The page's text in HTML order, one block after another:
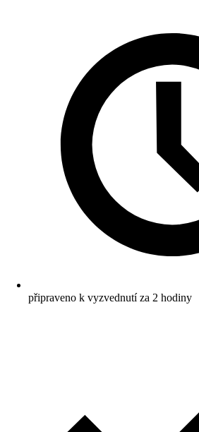
připraveno k vyzvednutí za 2 hodiny